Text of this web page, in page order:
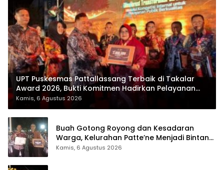
UPT Puskesmas Pattallassang Terbaik di Takalar
Award 2026, Bukti Komitmen Hadirkan Pelayanan
Kesehatan Berkualitas
Kamis, 6 Agustus 2026
Buah Gotong Royong dan Kesadaran
Warga, Kelurahan Patte’ne Menjadi Bintang
Takalar Award 2026
Kamis, 6 Agustus 2026